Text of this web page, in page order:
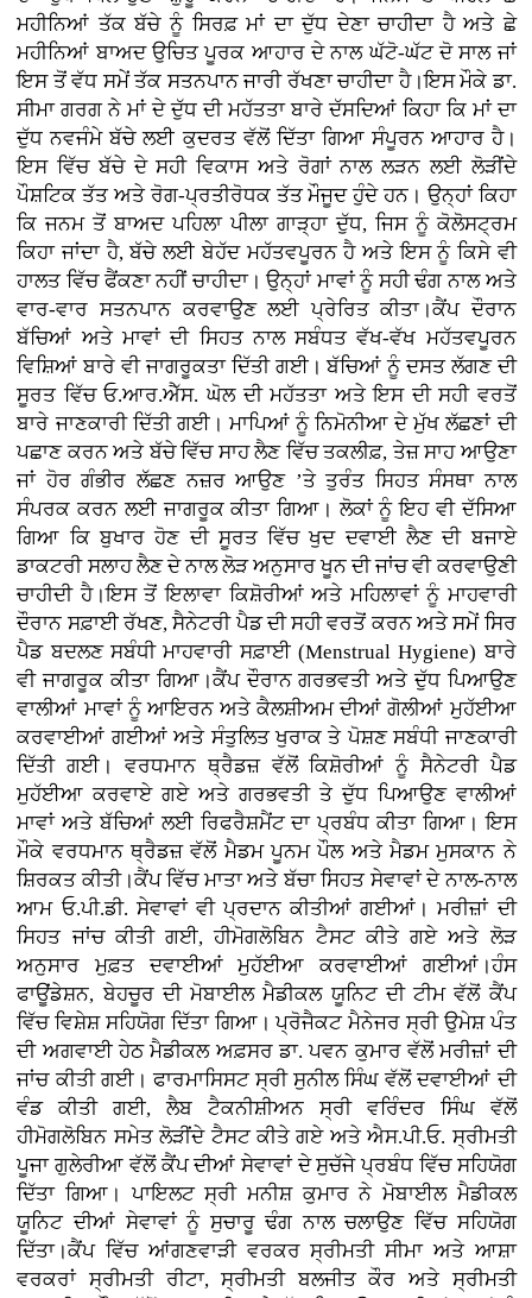
ਮਹੀਨਿਆਂ ਤੱਕ ਬੱਚੇ ਨੂੰ ਸਿਰਫ਼ ਮਾਂ ਦਾ ਦੁੱਧ ਦੇਣਾ ਚਾਹੀਦਾ ਹੈ ਅਤੇ ਛੇ
ਮਹੀਨਿਆਂ ਬਾਅਦ ਉਚਿਤ ਪੂਰਕ ਆਹਾਰ ਦੇ ਨਾਲ ਘੱਟੋ-ਘੱਟ ਦੋ ਸਾਲ ਜਾਂ
ਇਸ ਤੋਂ ਵੱਧ ਸਮੇਂ ਤੱਕ ਸਤਨਪਾਨ ਜਾਰੀ ਰੱਖਣਾ ਚਾਹੀਦਾ ਹੈ।ਇਸ ਮੌਕੇ ਡਾ.
ਸੀਮਾ ਗਰਗ ਨੇ ਮਾਂ ਦੇ ਦੁੱਧ ਦੀ ਮਹੱਤਤਾ ਬਾਰੇ ਦੱਸਦਿਆਂ ਕਿਹਾ ਕਿ ਮਾਂ ਦਾ
ਦੁੱਧ ਨਵਜੰਮੇ ਬੱਚੇ ਲਈ ਕੁਦਰਤ ਵੱਲੋਂ ਦਿੱਤਾ ਗਿਆ ਸੰਪੂਰਨ ਆਹਾਰ ਹੈ।
ਇਸ ਵਿੱਚ ਬੱਚੇ ਦੇ ਸਹੀ ਵਿਕਾਸ ਅਤੇ ਰੋਗਾਂ ਨਾਲ ਲੜਨ ਲਈ ਲੋੜੀਂਦੇ
ਪੌਸ਼ਟਿਕ ਤੱਤ ਅਤੇ ਰੋਗ-ਪ੍ਰਤੀਰੋਧਕ ਤੱਤ ਮੌਜੂਦ ਹੁੰਦੇ ਹਨ। ਉਨ੍ਹਾਂ ਕਿਹਾ
ਕਿ ਜਨਮ ਤੋਂ ਬਾਅਦ ਪਹਿਲਾ ਪੀਲਾ ਗਾੜ੍ਹਾ ਦੁੱਧ, ਜਿਸ ਨੂੰ ਕੋਲੋਸਟ੍ਰਮ
ਕਿਹਾ ਜਾਂਦਾ ਹੈ, ਬੱਚੇ ਲਈ ਬੇਹੱਦ ਮਹੱਤਵਪੂਰਨ ਹੈ ਅਤੇ ਇਸ ਨੂੰ ਕਿਸੇ ਵੀ
ਹਾਲਤ ਵਿੱਚ ਫੈਂਕਣਾ ਨਹੀਂ ਚਾਹੀਦਾ। ਉਨ੍ਹਾਂ ਮਾਵਾਂ ਨੂੰ ਸਹੀ ਢੰਗ ਨਾਲ ਅਤੇ
ਵਾਰ-ਵਾਰ ਸਤਨਪਾਨ ਕਰਵਾਉਣ ਲਈ ਪ੍ਰੇਰਿਤ ਕੀਤਾ।ਕੈਂਪ ਦੌਰਾਨ
ਬੱਚਿਆਂ ਅਤੇ ਮਾਵਾਂ ਦੀ ਸਿਹਤ ਨਾਲ ਸਬੰਧਤ ਵੱਖ-ਵੱਖ ਮਹੱਤਵਪੂਰਨ
ਵਿਸ਼ਿਆਂ ਬਾਰੇ ਵੀ ਜਾਗਰੂਕਤਾ ਦਿੱਤੀ ਗਈ। ਬੱਚਿਆਂ ਨੂੰ ਦਸਤ ਲੱਗਣ ਦੀ
ਸੂਰਤ ਵਿੱਚ ਓ.ਆਰ.ਐੱਸ. ਘੋਲ ਦੀ ਮਹੱਤਤਾ ਅਤੇ ਇਸ ਦੀ ਸਹੀ ਵਰਤੋਂ
ਬਾਰੇ ਜਾਣਕਾਰੀ ਦਿੱਤੀ ਗਈ। ਮਾਪਿਆਂ ਨੂੰ ਨਿਮੋਨੀਆ ਦੇ ਮੁੱਖ ਲੱਛਣਾਂ ਦੀ
ਪਛਾਣ ਕਰਨ ਅਤੇ ਬੱਚੇ ਵਿੱਚ ਸਾਹ ਲੈਣ ਵਿੱਚ ਤਕਲੀਫ਼, ਤੇਜ਼ ਸਾਹ ਆਉਣਾ
ਜਾਂ ਹੋਰ ਗੰਭੀਰ ਲੱਛਣ ਨਜ਼ਰ ਆਉਣ ’ਤੇ ਤੁਰੰਤ ਸਿਹਤ ਸੰਸਥਾ ਨਾਲ
ਸੰਪਰਕ ਕਰਨ ਲਈ ਜਾਗਰੂਕ ਕੀਤਾ ਗਿਆ। ਲੋਕਾਂ ਨੂੰ ਇਹ ਵੀ ਦੱਸਿਆ
ਗਿਆ ਕਿ ਬੁਖਾਰ ਹੋਣ ਦੀ ਸੂਰਤ ਵਿੱਚ ਖੁਦ ਦਵਾਈ ਲੈਣ ਦੀ ਬਜਾਏ
ਡਾਕਟਰੀ ਸਲਾਹ ਲੈਣ ਦੇ ਨਾਲ ਲੋੜ ਅਨੁਸਾਰ ਖੂਨ ਦੀ ਜਾਂਚ ਵੀ ਕਰਵਾਉਣੀ
ਚਾਹੀਦੀ ਹੈ।ਇਸ ਤੋਂ ਇਲਾਵਾ ਕਿਸ਼ੋਰੀਆਂ ਅਤੇ ਮਹਿਲਾਵਾਂ ਨੂੰ ਮਾਹਵਾਰੀ
ਦੌਰਾਨ ਸਫ਼ਾਈ ਰੱਖਣ, ਸੈਨੇਟਰੀ ਪੈਡ ਦੀ ਸਹੀ ਵਰਤੋਂ ਕਰਨ ਅਤੇ ਸਮੇਂ ਸਿਰ
ਪੈਡ ਬਦਲਣ ਸਬੰਧੀ ਮਾਹਵਾਰੀ ਸਫ਼ਾਈ (Menstrual Hygiene) ਬਾਰੇ
ਵੀ ਜਾਗਰੂਕ ਕੀਤਾ ਗਿਆ।ਕੈਂਪ ਦੌਰਾਨ ਗਰਭਵਤੀ ਅਤੇ ਦੁੱਧ ਪਿਆਉਣ
ਵਾਲੀਆਂ ਮਾਵਾਂ ਨੂੰ ਆਇਰਨ ਅਤੇ ਕੈਲਸ਼ੀਅਮ ਦੀਆਂ ਗੋਲੀਆਂ ਮੁਹੱਈਆ
ਕਰਵਾਈਆਂ ਗਈਆਂ ਅਤੇ ਸੰਤੁਲਿਤ ਖੁਰਾਕ ਤੇ ਪੋਸ਼ਣ ਸਬੰਧੀ ਜਾਣਕਾਰੀ
ਦਿੱਤੀ ਗਈ। ਵਰਧਮਾਨ ਥ੍ਰੈਡਜ਼ ਵੱਲੋਂ ਕਿਸ਼ੋਰੀਆਂ ਨੂੰ ਸੈਨੇਟਰੀ ਪੈਡ
ਮੁਹੱਈਆ ਕਰਵਾਏ ਗਏ ਅਤੇ ਗਰਭਵਤੀ ਤੇ ਦੁੱਧ ਪਿਆਉਣ ਵਾਲੀਆਂ
ਮਾਵਾਂ ਅਤੇ ਬੱਚਿਆਂ ਲਈ ਰਿਫਰੈਸ਼ਮੈਂਟ ਦਾ ਪ੍ਰਬੰਧ ਕੀਤਾ ਗਿਆ। ਇਸ
ਮੌਕੇ ਵਰਧਮਾਨ ਥ੍ਰੈਡਜ਼ ਵੱਲੋਂ ਮੈਡਮ ਪੂਨਮ ਪੌਲ ਅਤੇ ਮੈਡਮ ਮੁਸਕਾਨ ਨੇ
ਸ਼ਿਰਕਤ ਕੀਤੀ।ਕੈਂਪ ਵਿੱਚ ਮਾਤਾ ਅਤੇ ਬੱਚਾ ਸਿਹਤ ਸੇਵਾਵਾਂ ਦੇ ਨਾਲ-ਨਾਲ
ਆਮ ਓ.ਪੀ.ਡੀ. ਸੇਵਾਵਾਂ ਵੀ ਪ੍ਰਦਾਨ ਕੀਤੀਆਂ ਗਈਆਂ। ਮਰੀਜ਼ਾਂ ਦੀ
ਸਿਹਤ ਜਾਂਚ ਕੀਤੀ ਗਈ, ਹੀਮੋਗਲੋਬਿਨ ਟੈਸਟ ਕੀਤੇ ਗਏ ਅਤੇ ਲੋੜ
ਅਨੁਸਾਰ ਮੁਫ਼ਤ ਦਵਾਈਆਂ ਮੁਹੱਈਆ ਕਰਵਾਈਆਂ ਗਈਆਂ।ਹੰਸ
ਫਾਊਂਡੇਸ਼ਨ, ਬੇਹਚੂਰ ਦੀ ਮੋਬਾਈਲ ਮੈਡੀਕਲ ਯੂਨਿਟ ਦੀ ਟੀਮ ਵੱਲੋਂ ਕੈਂਪ
ਵਿੱਚ ਵਿਸ਼ੇਸ਼ ਸਹਿਯੋਗ ਦਿੱਤਾ ਗਿਆ। ਪ੍ਰੋਜੈਕਟ ਮੈਨੇਜਰ ਸ੍ਰੀ ਉਮੇਸ਼ ਪੰਤ
ਦੀ ਅਗਵਾਈ ਹੇਠ ਮੈਡੀਕਲ ਅਫ਼ਸਰ ਡਾ. ਪਵਨ ਕੁਮਾਰ ਵੱਲੋਂ ਮਰੀਜ਼ਾਂ ਦੀ
ਜਾਂਚ ਕੀਤੀ ਗਈ। ਫਾਰਮਾਸਿਸਟ ਸ੍ਰੀ ਸੁਨੀਲ ਸਿੰਘ ਵੱਲੋਂ ਦਵਾਈਆਂ ਦੀ
ਵੰਡ ਕੀਤੀ ਗਈ, ਲੈਬ ਟੈਕਨੀਸ਼ੀਅਨ ਸ੍ਰੀ ਵਰਿੰਦਰ ਸਿੰਘ ਵੱਲੋਂ
ਹੀਮੋਗਲੋਬਿਨ ਸਮੇਤ ਲੋੜੀਂਦੇ ਟੈਸਟ ਕੀਤੇ ਗਏ ਅਤੇ ਐਸ.ਪੀ.ਓ. ਸ੍ਰੀਮਤੀ
ਪੂਜਾ ਗੁਲੇਰੀਆ ਵੱਲੋਂ ਕੈਂਪ ਦੀਆਂ ਸੇਵਾਵਾਂ ਦੇ ਸੁਚੱਜੇ ਪ੍ਰਬੰਧ ਵਿੱਚ ਸਹਿਯੋਗ
ਦਿੱਤਾ ਗਿਆ। ਪਾਇਲਟ ਸ੍ਰੀ ਮਨੀਸ਼ ਕੁਮਾਰ ਨੇ ਮੋਬਾਈਲ ਮੈਡੀਕਲ
ਯੂਨਿਟ ਦੀਆਂ ਸੇਵਾਵਾਂ ਨੂੰ ਸੁਚਾਰੂ ਢੰਗ ਨਾਲ ਚਲਾਉਣ ਵਿੱਚ ਸਹਿਯੋਗ
ਦਿੱਤਾ।ਕੈਂਪ ਵਿੱਚ ਆਂਗਣਵਾੜੀ ਵਰਕਰ ਸ੍ਰੀਮਤੀ ਸੀਮਾ ਅਤੇ ਆਸ਼ਾ
ਵਰਕਰਾਂ ਸ੍ਰੀਮਤੀ ਰੀਟਾ, ਸ੍ਰੀਮਤੀ ਬਲਜੀਤ ਕੌਰ ਅਤੇ ਸ੍ਰੀਮਤੀ